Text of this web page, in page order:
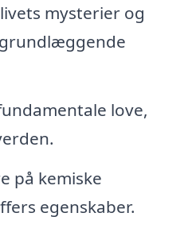
mysterier og
love,
på kemiske
egenskaber.